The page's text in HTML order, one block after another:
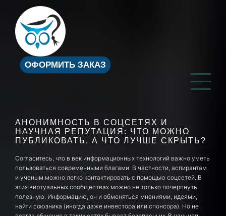
ОФОРМИТЬ ЗАКАЗ
АНОНИМНОСТЬ В СОЦСЕТЯХ И
НАУЧНАЯ РЕПУТАЦИЯ: ЧТО МОЖНО
ПУБЛИКОВАТЬ, А ЧТО ЛУЧШЕ СКРЫТЬ?
Согласитесь, что в век информационных технологий важно уметь
пользоваться современными благами. В частности, аспирантам
и ученым можно легко контактировать с помощью соцсетей. В
этих виртуальных сообществах можно не только почерпнуть
полезную. Информацию, он и обменяться мнениями, идеями,
найти союзника (иногда даже инвестора или спонсора). Но не